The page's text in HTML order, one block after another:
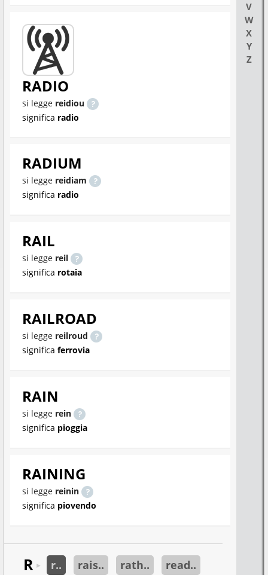
V
W
X
Y
Z
RADIO
si legge reidiou
significa radio
RADIUM
si legge reidiam
significa radio
RAIL
si legge reil
significa rotaia
RAILROAD
si legge reilroud
significa ferrovia
RAIN
si legge rein
significa pioggia
RAINING
si legge reinin
significa piovendo
R ► r.. rais.. rath..
read..